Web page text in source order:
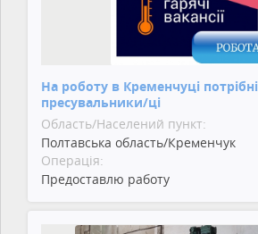
На роботу в Кременчуці потрібні
пресувальники/ці
Область/Населений пункт:
Полтавська область/Кременчук
Операція:
Предоставлю работу